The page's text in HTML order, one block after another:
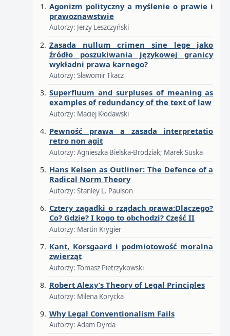
Agonizm polityczny a myślenie o prawie i
prawoznawstwie
Autorzy: Jerzy Leszczyński
Zasada nullum crimen sine lege jako
źródło poszukiwania językowej granicy
wykładni prawa karnego?
Autorzy: Sławomir Tkacz
Superfluum and surpluses of meaning as
examples of redundancy of the text of law
Autorzy: Maciej Kłodawski
Pewność prawa a zasada interpretatio
retro non agit
Autorzy: Agnieszka Bielska-Brodziak; Marek Suska
Hans Kelsen as Outliner: The Defence of a
Radical Norm Theory
Autorzy: Stanley L. Paulson
Cztery zagadki o rządach prawa:Dlaczego?
Co? Gdzie? I kogo to obchodzi? Część II
Autorzy: Martin Krygier
Kant, Korsgaard i podmiotowość moralna
zwierząt
Autorzy: Tomasz Pietrzykowski
Robert Alexy’s Theory of Legal Principles
Autorzy: Milena Korycka
Why Legal Conventionalism Fails
Autorzy: Adam Dyrda